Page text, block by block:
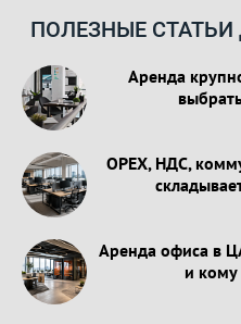
ПОЛЕЗНЫЕ
Аренда
OPEX, НДС,
Аренда офиса в
и кому